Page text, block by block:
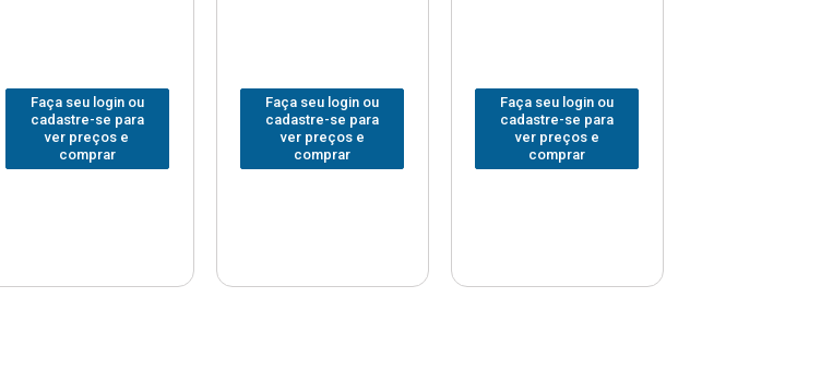
Faça seu login ou
cadastre-se para
ver preços e
comprar
Faça seu login ou
cadastre-se para
ver preços e
comprar
Faça seu login ou
cadastre-se para
ver preços e
comprar